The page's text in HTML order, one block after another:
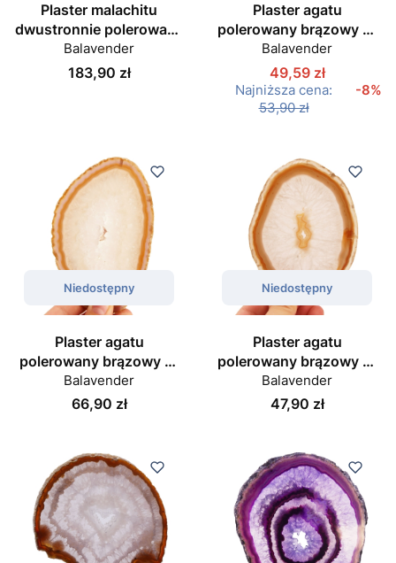
Plaster malachitu
dwustronnie polerowany
58 mm
Balavender
Cena
183,90 zł
Plaster agatu
polerowany brązowy nr
050
Balavender
49,59 zł
Najniższa cena:
53,90 zł
-8%
Niedostępny
Plaster agatu
polerowany brązowy nr
051
Balavender
Cena
66,90 zł
Niedostępny
Plaster agatu
polerowany brązowy nr
052
Balavender
Cena
47,90 zł